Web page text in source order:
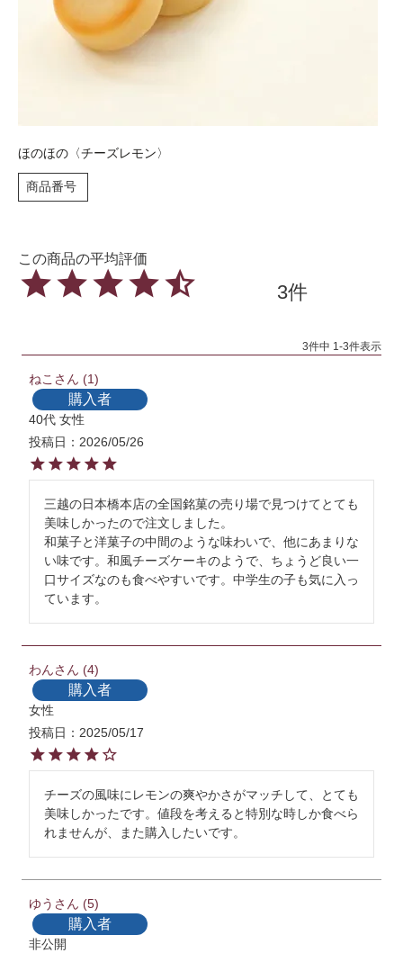
ほのほの〈チーズレモン〉
商品番号
3
3件中 1-3件表示
ねこ 1
購入者
40代 女性
投稿日
2026/05/26
三越の日本橋本店の全国銘菓の売り場で見つけてとても
美味しかったので注文しました。
和菓子と洋菓子の中間のような味わいで、他にあまりな
い味です。和風チーズケーキのようで、ちょうど良い一
口サイズなのも食べやすいです。中学生の子も気に入っ
ています。
わん 4
購入者
女性
投稿日
2025/05/17
チーズの風味にレモンの爽やかさがマッチして、とても
美味しかったです。値段を考えると特別な時しか食べら
れませんが、また購入したいです。
ゆう 5
購入者
非公開